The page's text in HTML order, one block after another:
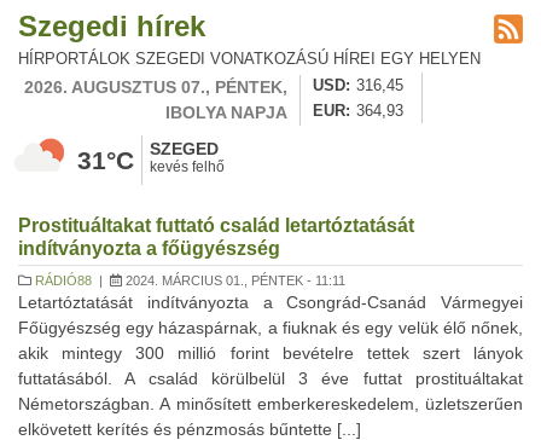
Szegedi hírek
HÍRPORTÁLOK SZEGEDI VONATKOZÁSÚ HÍREI EGY HELYEN
2026. AUGUSZTUS 07., PÉNTEK,
IBOLYA NAPJA
USD
316,45
EUR
364,93
31°C SZEGED
kevés felhő
Prostituáltakat futtató család letartóztatását
indítványozta a főügyészség
RÁDIÓ88 | 2024. MÁRCIUS 01., PÉNTEK - 11:11
Letartóztatását indítványozta a Csongrád-Csanád Vármegyei
Főügyészség egy házaspárnak, a fiuknak és egy velük élő nőnek,
akik mintegy 300 millió forint bevételre tettek szert lányok
futtatásából. A család körülbelül 3 éve futtat prostituáltakat
Németországban. A minősített emberkereskedelem, üzletszerűen
elkövetett kerítés és pénzmosás bűntette [...]